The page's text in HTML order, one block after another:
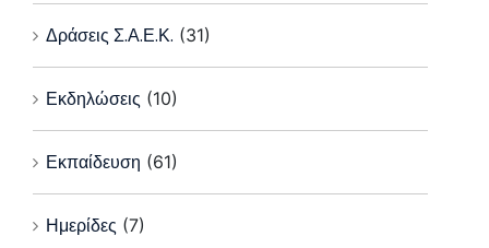
Δράσεις Σ.Α.Ε.Κ. (31)
Εκδηλώσεις (10)
Εκπαίδευση (61)
Ημερίδες (7)